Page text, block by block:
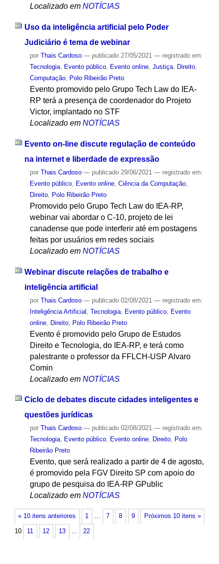
Localizado em NOTÍCIAS
Uso da inteligência artificial pelo Poder
Judiciário é tema de webinar
por Thais Cardoso — publicado27/05/2021 — registrado em:
Tecnologia, Evento público, Evento online, Justiça, Direito,
Computação, Polo Ribeirão Preto
Evento promovido pelo Grupo Tech Law do IEA-
RP terá a presença de coordenador do Projeto
Victor, implantado no STF
Localizado em NOTÍCIAS
Evento on-line discute regulação de conteúdo
na internet e liberdade de expressão
por Thais Cardoso — publicado29/06/2021 — registrado em:
Evento público, Evento online, Ciência da Computação,
Direito, Polo Ribeirão Preto
Promovido pelo Grupo Tech Law do IEA-RP,
webinar vai abordar o C-10, projeto de lei
canadense que pode interferir até em postagens
feitas por usuários em redes sociais
Localizado em NOTÍCIAS
Webinar discute relações de trabalho e
inteligência artificial
por Thais Cardoso — publicado02/08/2021 — registrado em:
Inteligência Artificial Tecnologia, Evento público, Evento
online, Direito, Polo Ribeirão Preto
Evento é promovido pelo Grupo de Estudos
Direito e Tecnologia, do IEA-RP, e terá como
palestrante o professor da FFLCH-USP Alvaro
Comin
Localizado em NOTÍCIAS
Ciclo de debates discute cidades inteligentes e
questões jurídicas
por Thais Cardoso — publicado02/08/2021 — registrado em:
Tecnologia, Evento público, Evento online, Direito, Polo
Ribeirão Preto
Evento, que será realizado a partir de 4 de agosto,
é promovido pela FGV Direito SP com apoio do
grupo de pesquisa do IEA-RP GPublic
Localizado em NOTÍCIAS
« 10 itens anteriores Próximos 10 itens »
1 … 7 8 9
10 11 12 13 … 22